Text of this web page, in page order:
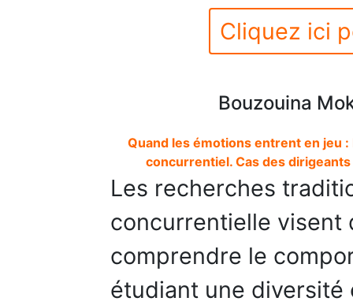
Cliquez ici
Bouzouina
Quand les émotions entrent en jeu
concurrentiel. Cas des
Les recherches
concurrentielle visent
comprendre le
étudiant une diversité